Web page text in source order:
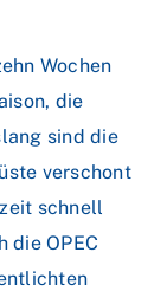
Wochen
die
sind die
verschont
schnell
die OPEC